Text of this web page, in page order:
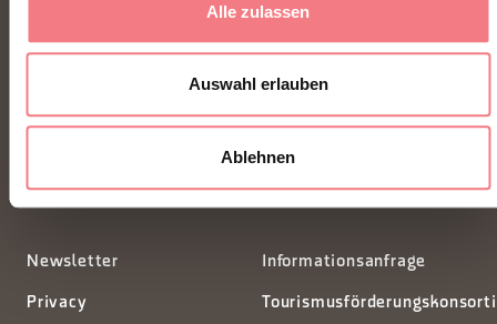
Alle zulassen
Auswahl erlauben
Ablehnen
FONDAZIONE DMO DOLOMITI BELLUNESI
Piazza Santo Stefano 15/17
32100 Belluno - Italia
segreteria@dmodolomiti.it
Newsletter
Privacy
Informationsanfrage